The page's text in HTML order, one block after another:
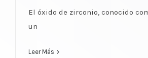
El óxido de zirconio, conocido
un
Leer Más